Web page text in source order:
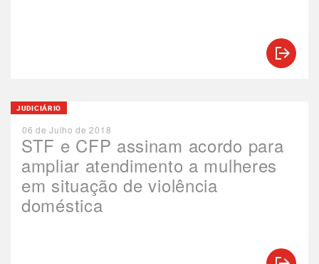
STF e CFP assinam acordo para
ampliar atendimento a mulheres
em situação de violência
doméstica
JUDICIÁRIO
06 de Julho de 2018